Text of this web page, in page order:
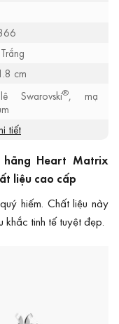
cm
Swarovski®, mạ
tiết
Heart Matrix
liệu cao cấp
hiếm. Chất liệu này
tinh tế tuyệt đẹp.